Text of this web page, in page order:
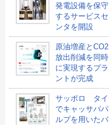
発電設備を保守
するサービスセ
ンタを開設
原油増産とCO2
放出削減を同時
に実現するプラ
ントが完成
サッポロ タイ
でキャッサバパ
ルプを用いたバ